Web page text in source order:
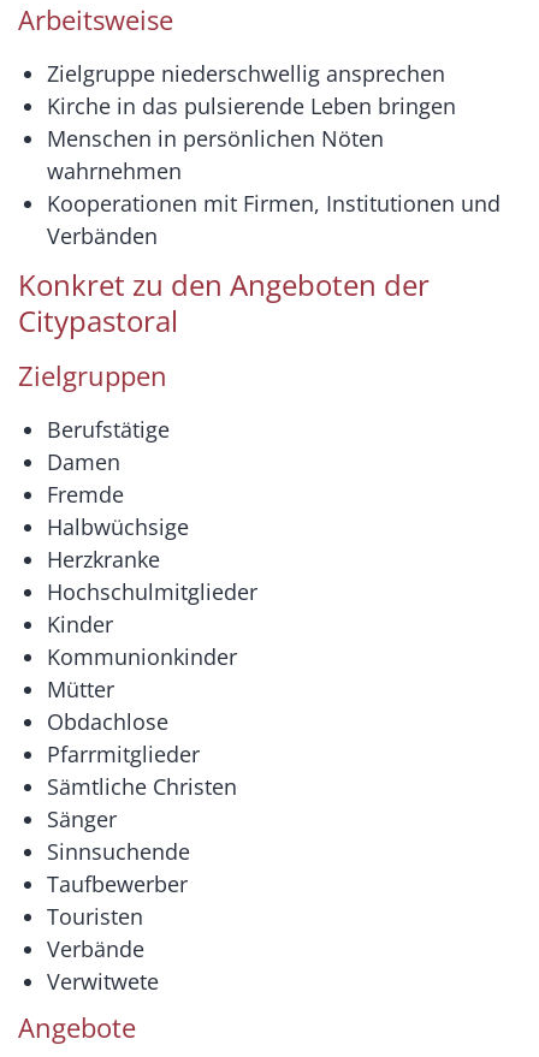
Arbeitsweise
Zielgruppe niederschwellig ansprechen
Kirche in das pulsierende Leben bringen
Menschen in persönlichen Nöten
wahrnehmen
Kooperationen mit Firmen, Institutionen und
Verbänden
Konkret zu den Angeboten der
Citypastoral
Zielgruppen
Berufstätige
Damen
Fremde
Halbwüchsige
Herzkranke
Hochschulmitglieder
Kinder
Kommunionkinder
Mütter
Obdachlose
Pfarrmitglieder
Sämtliche Christen
Sänger
Sinnsuchende
Taufbewerber
Touristen
Verbände
Verwitwete
Angebote